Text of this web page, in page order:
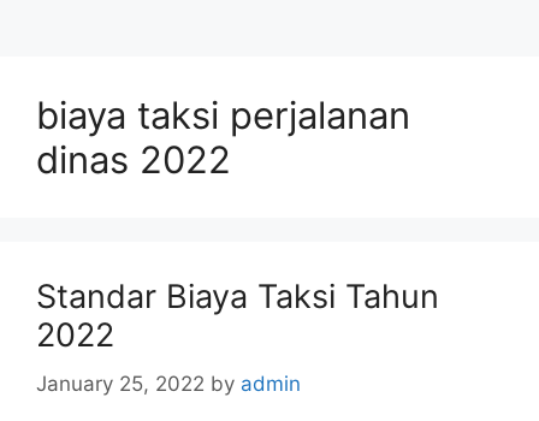
biaya taksi perjalanan
dinas 2022
Standar Biaya Taksi Tahun
2022
January 25, 2022 by admin